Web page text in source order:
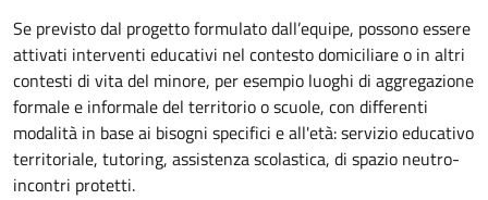
Se previsto dal progettoformulato dall’equipe, possono essere
attivati interventi educativi nel contesto domiciliare o in altri
contesti di vita del minore, per esempio luoghi di aggregazione
formale e informale del territorio o scuole, con differenti
modalità in base ai bisogni specifici e all'età: servizio educativo
territoriale, tutoring, assistenza scolastica, di spazio neutro-
incontri protetti.